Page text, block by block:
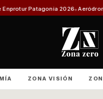
Aeródromo de Natales:
ZONA VISIÓN